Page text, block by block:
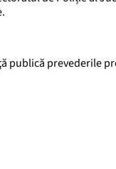
publică prevederile